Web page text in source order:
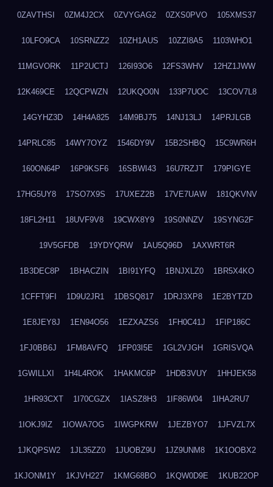
0ZAVTHSI 0ZM4J2CX 0ZVYGAG2 0ZXS0PVO 105XMS37
10LFO9CA 10SRNZZ2 10ZH1AUS 10ZZI8A5 1103WHO1
11MGVORK 11P2UCTJ 126I93O6 12FS3WHV 12HZ1JWW
12K469CE 12QCPWZN 12UKQO0N 133P7UOC 13COV7L8
14GYHZ3D 14H4A825 14M9BJ75 14NJ13LJ 14PRJLGB
14PRLC85 14WY7OYZ 1546DY9V 15B2SHBQ 15C9WR6H
160ON64P 16P9KSF6 16SBWI43 16U7RZJT 179PIGYE
17HG5UY8 17SO7X9S 17UXEZ2B 17VE7UAW 181QKVNV
18FL2H11 18UVF9V8 19CWX8Y9 19S0NNZV 19SYNG2F
19V5GFDB 19YDYQRW 1AU5Q96D 1AXWRT6R
1B3DEC8P 1BHACZIN 1BI91YFQ 1BNJXLZ0 1BR5X4KO
1CFFT9FI 1D9U2JR1 1DBSQ817 1DRJ3XP8 1E2BYTZD
1E8JEY8J 1EN94O56 1EZXAZS6 1FH0C41J 1FIP186C
1FJ0BB6J 1FM8AVFQ 1FP03I5E 1GL2VJGH 1GRISVQA
1GWILLXI 1H4L4ROK 1HAKMC6P 1HDB3VUY 1HHJEK58
1HR93CXT 1I70CGZX 1IASZ8H3 1IF86W04 1IHA2RU7
1IOKJ9IZ 1IOWA7OG 1IWGPKRW 1JEZBYO7 1JFVZL7X
1JKQPSW2 1JL35ZZ0 1JUOBZ9U 1JZ9UNM8 1K1OOBX2
1KJONM1Y 1KJVH227 1KMG68BO 1KQW0D9E 1KUB22OP